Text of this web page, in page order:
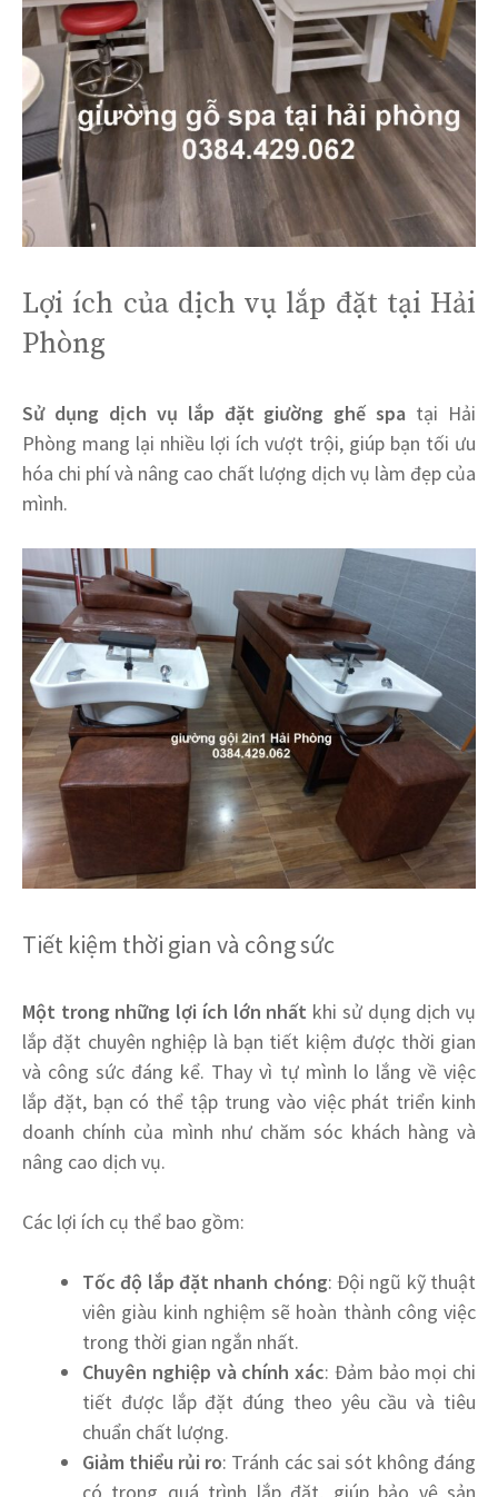
Lợi ích của dịch vụ lắp đặt tại Hải
Phòng
Sử dụng dịch vụ lắp đặt giường ghế spa tại Hải
Phòng mang lại nhiều lợi ích vượt trội, giúp bạn tối ưu
hóa chi phí và nâng cao chất lượng dịch vụ làm đẹp của
mình.
Tiết kiệm thời gian và công sức
Một trong những lợi ích lớn nhất khi sử dụng dịch vụ
lắp đặt chuyên nghiệp là bạn tiết kiệm được thời gian
và công sức đáng kể. Thay vì tự mình lo lắng về việc
lắp đặt, bạn có thể tập trung vào việc phát triển kinh
doanh chính của mình như chăm sóc khách hàng và
nâng cao dịch vụ.
Các lợi ích cụ thể bao gồm:
Tốc độ lắp đặt nhanh chóng: Đội ngũ kỹ thuật
viên giàu kinh nghiệm sẽ hoàn thành công việc
trong thời gian ngắn nhất.
Chuyên nghiệp và chính xác: Đảm bảo mọi chi
tiết được lắp đặt đúng theo yêu cầu và tiêu
chuẩn chất lượng.
Giảm thiểu rủi ro: Tránh các sai sót không đáng
có trong quá trình lắp đặt, giúp bảo vệ sản